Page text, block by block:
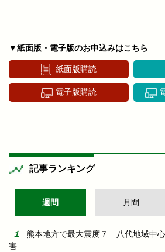
▼紙面版・電子版のお申込みはこちら
紙面版購読
電子版購読
記事ランキング
週間 月間
熊本地方で最大震度７ 八代地域中
害